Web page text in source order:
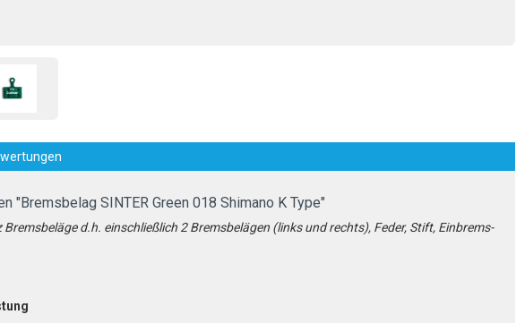
"Bremsbelag SINTER Green 018 Shimano K Type"
d.h. einschließlich 2 Bremsbelägen (links und rechts), Feder, Stift, Einbrems-